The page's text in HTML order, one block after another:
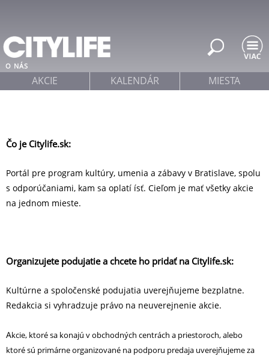
O NÁS
Čo je Citylife.sk:
Portál pre program kultúry, umenia a zábavy v Bratislave, spolu
s odporúčaniami, kam sa oplatí ísť. Cieľom je mať všetky akcie
na jednom mieste.
Organizujete podujatie a chcete ho pridať na Citylife.sk:
Kultúrne a spoločenské podujatia uverejňujeme bezplatne.
Redakcia si vyhradzuje právo na neuverejnenie ak­cie.
Akcie, ktoré sa konajú v obchodných centrách a priestoroch, alebo
ktoré sú primárne organizované na podporu predaja uverejňujeme za
AKCIE KALENDÁR MIESTA